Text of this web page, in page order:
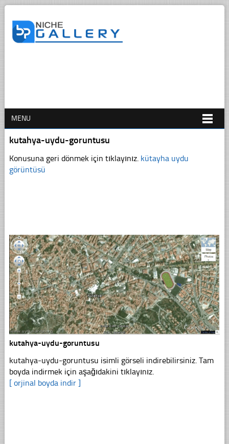
MENU
kutahya-uydu-goruntusu
Konusuna geri dönmek için tıklayınız. kütayha uydu
görüntüsü
kutahya-uydu-goruntusu
kutahya-uydu-goruntusu isimli görseli indirebilirsiniz. Tam
boyda indirmek için aşağıdakini tıklayınız.
[ orjinal boyda indir ]